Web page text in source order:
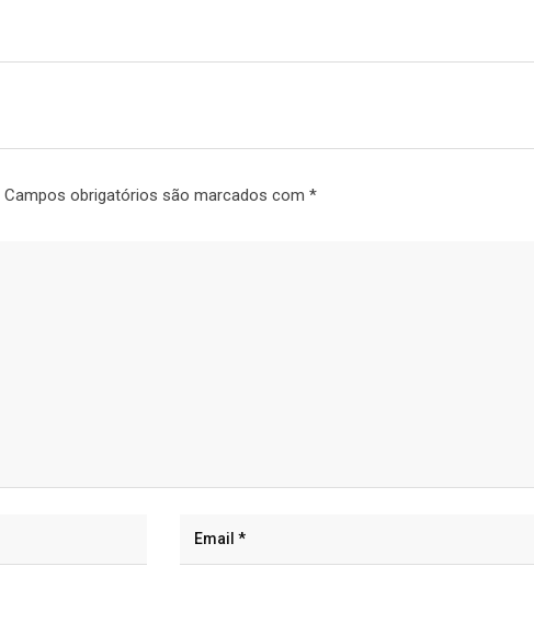
Campos obrigatórios são marcados com *